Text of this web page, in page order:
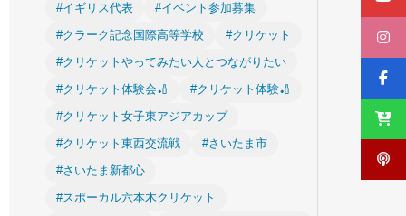
#イギリス代表
#イベント参加募集
#クラーク記念国際高等学校
#クリケット
#クリケットやってみたい人とつながりたい
#クリケット体験会🏏
#クリケット体験🏏
#クリケット女子東アジアカップ
#クリケット東西交流戦
#さいたま市
#さいたま新都心
#スポーカル六本木クリケット